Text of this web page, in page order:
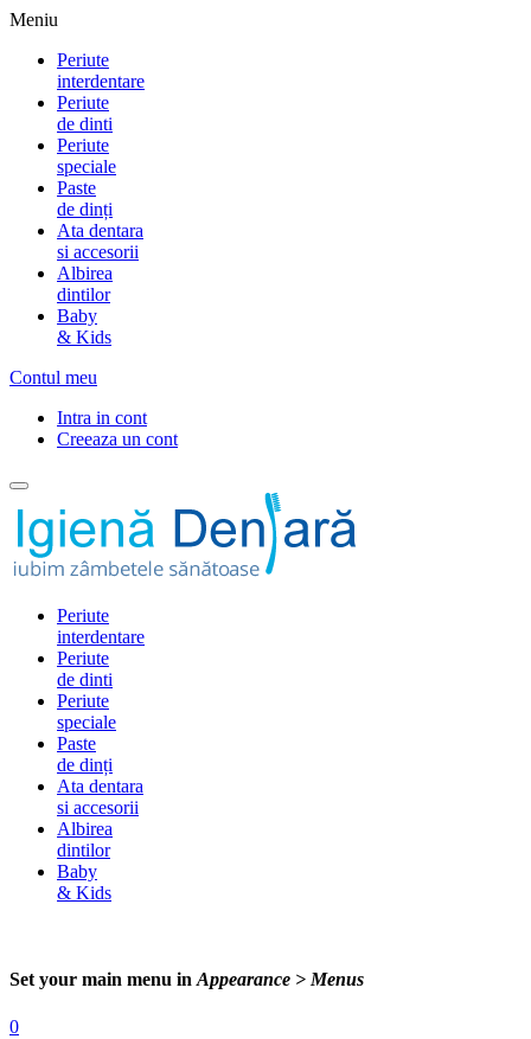
Meniu
Periute
interdentare
Periute
de dinti
Periute
speciale
Paste
de dinți
Ata dentara
si accesorii
Albirea
dintilor
Baby
& Kids
Contul meu
Intra in cont
Creeaza un cont
Periute
interdentare
Periute
de dinti
Periute
speciale
Paste
de dinți
Ata dentara
si accesorii
Albirea
dintilor
Baby
& Kids
Set your main menu in Appearance > Menus
0